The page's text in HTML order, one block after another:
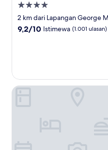
Properti
bintang
4.0
2 km dari Lapangan George
9.2
9,2/10 Istimewa (1.001 ulasan)
Residence Inn by Marriott